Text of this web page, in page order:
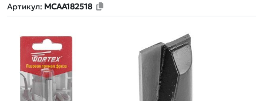
Артикул: MCAA182518